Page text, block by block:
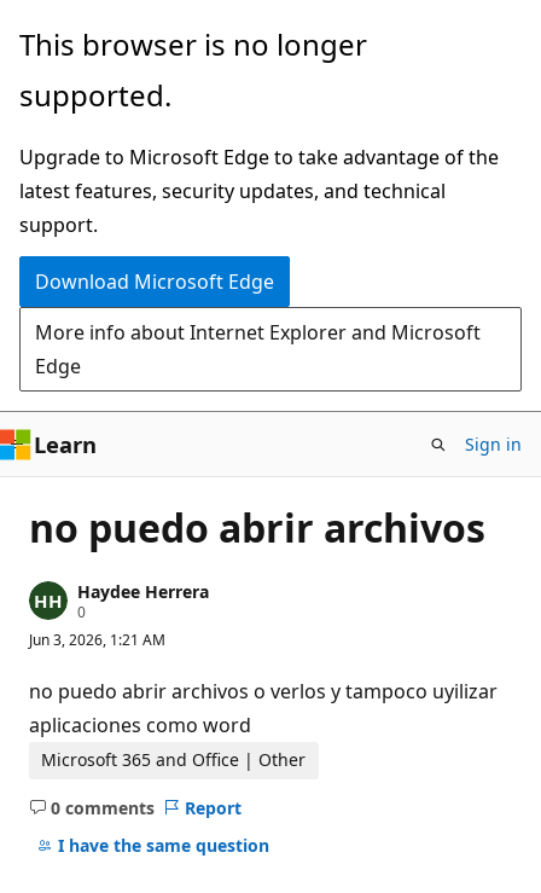
Skip
main
This browser is no longer
supported.
Upgrade to Microsoft Edge to take advantage of the
latest features, security updates, and technical
support.
Download Microsoft Edge
More info about Internet Explorer and Microsoft
Edge
Learn Sign in
no puedo abrir archivos
Haydee Herrera
0R
p
t
a
t
i
o
o
n
Jun 3, 2026, 1:21 AM
no puedo abrir archivos o verlos y tampoco uyilizar
aplicaciones como word
Microsoft 365 and Office | Other
0 comments
No
comments
Report
I have the same question